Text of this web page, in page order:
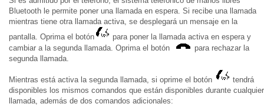
Bluetooth le permite poner una llamada en espera. Si recibe una llamada
mientras tiene otra llamada activa, se desplegará un mensaje en la
pantalla. Oprima el botón
para poner la llamada activa en espera y
cambiar a la segunda llamada. Oprima el botón
para rechazar la
segunda llamada.
Mientras está activa la segunda llamada, si oprime el botón
tendrá
disponibles los mismos comandos que están disponibles durante cualquier
llamada, además de dos comandos adicionales: